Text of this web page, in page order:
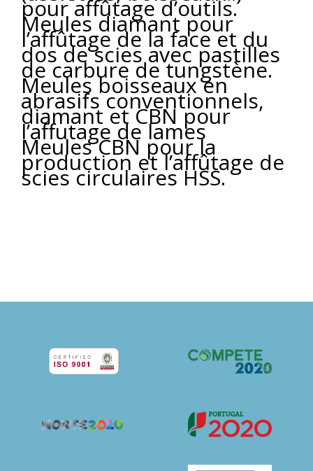
pour affûtage d’outils.
Meules diamant pour
l’affûtage de la face et du
dos de scies avec pastilles
de carbure de tungstène.
Meules boisseaux en
abrasifs conventionnels,
diamant et CBN pour
l’affutage de lames
Meules CBN pour la
production et l’affûtage de
scies circulaires HSS.